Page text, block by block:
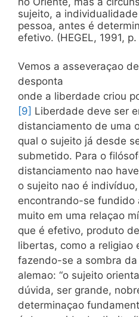
sujeito, a
pessoa, antes é
efetivo. (HEGEL, 1991, p.
Vemos a asseveraçao
desponta
onde a liberdade criou
[9] Liberdade deve ser
distanciamento de uma
qual o sujeito já desde
submetido. Para o
distanciamento nao
o sujeito nao é indivíduo,
encontrando-se fundido
muito em uma relaçao
que é efetivo, produto
libertas, como a religiao
fazendo-se a sombra
alemao: “o sujeito
dúvida, ser grande,
determinaçao